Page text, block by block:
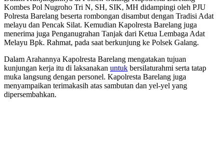
Kombes Pol Nugroho Tri N, SH, SIK, MH didampingi oleh PJU
Polresta Barelang beserta rombongan disambut dengan Tradisi Adat
melayu dan Pencak Silat. Kemudian Kapolresta Barelang juga
menerima juga Penganugrahan Tanjak dari Ketua Lembaga Adat
Melayu Bpk. Rahmat, pada saat berkunjung ke Polsek Galang.
Dalam Arahannya Kapolresta Barelang mengatakan tujuan
kunjungan kerja itu di laksanakan untuk bersilaturahmi serta tatap
muka langsung dengan personel. Kapolresta Barelang juga
menyampaikan terimakasih atas sambutan dan yel-yel yang
dipersembahkan.